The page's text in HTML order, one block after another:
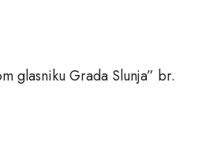
glasniku Grada Slunja” br.